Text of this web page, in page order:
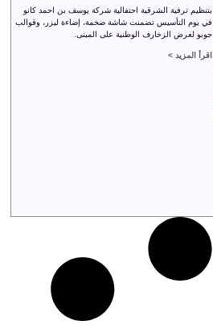
بتنظيم ترفية الشرقية احتفالية شركة يوسف بن احمد كانو
في يوم التأسيس تضمنت شاشة ضخمة، إضاءة ليزر، وقوالب
جوبو لعرض الزخارف الوطنية على المبنى.
اقرأ المزيد >